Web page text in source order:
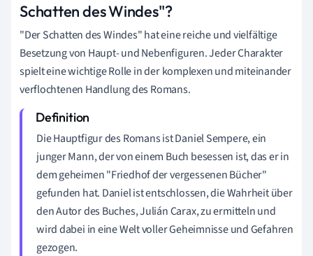
Schatten des Windes"?
"Der Schatten des Windes" hat eine reiche und vielfältige
Besetzung von Haupt- und Nebenfiguren. Jeder Charakter
spielt eine wichtige Rolle in der komplexen und miteinander
verflochtenen Handlung des Romans.
Die Hauptfigur des Romans ist Daniel Sempere, ein
junger Mann, der von einem Buch besessen ist, das er in
dem geheimen "Friedhof der vergessenen Bücher"
gefunden hat. Daniel ist entschlossen, die Wahrheit über
den Autor des Buches, Julián Carax, zu ermitteln und
wird dabei in eine Welt voller Geheimnisse und Gefahren
gezogen.